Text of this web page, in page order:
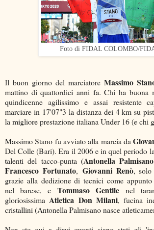
Foto di FIDAL COLOMBO/
Il buon giorno del marciatore Massimo
mattino di quattordici anni fa. Chi ha buona
quindicenne agilissimo e assai resistente
marciare in 17'07"3 la distanza dei 4 km su
la migliore prestazione italiana Under 16 (e chi
Massimo Stano fu avviato alla marcia da
Del Colle (Bari). Era il 2006 e in quel periodo
talenti del tacco-punta (Antonella Palmisano
Francesco Fortunato, Giovanni Renò, solo
grazie alla dedizione di tecnici come
nel barese, e Tommaso Gentilenel
gloriosissimaAtletica Don Milani, fucina
cristallini (Antonella Palmisano nasce